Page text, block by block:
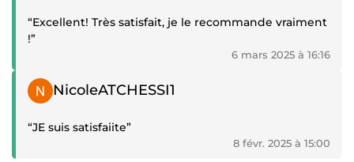
“Excellent! Très satisfait, je le recommande vraiment
!”
6 mars 2025 à 16:16
Témoignage positif
NicoleATCHESSI1
“JE suis satisfaiite”
8 févr. 2025 à 15:00